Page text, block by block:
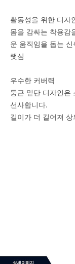
활동성을 위한 디자
몸을 감싸는 착용감
운 움직임을 돕는
랫심
우수한 커버력
둥근 밑단 디자인은
선사합니다.
길이가 더 길어져